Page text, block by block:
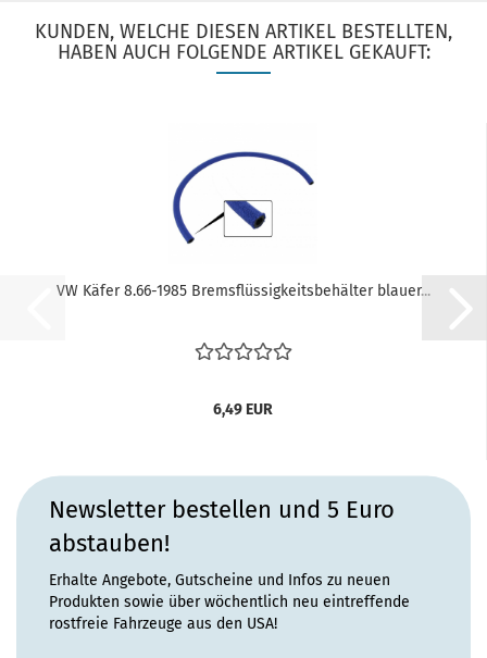
KUNDEN, WELCHE DIESEN ARTIKEL BESTELLTEN,
HABEN AUCH FOLGENDE ARTIKEL GEKAUFT:
VW Käfer 8.66-1985 Bremsflüssigkeitsbehälter blauer...
6,49 EUR
Newsletter bestellen und 5 Euro
abstauben!
Erhalte Angebote, Gutscheine und Infos zu neuen
Produkten sowie über wöchentlich neu eintreffende
rostfreie Fahrzeuge aus den USA!